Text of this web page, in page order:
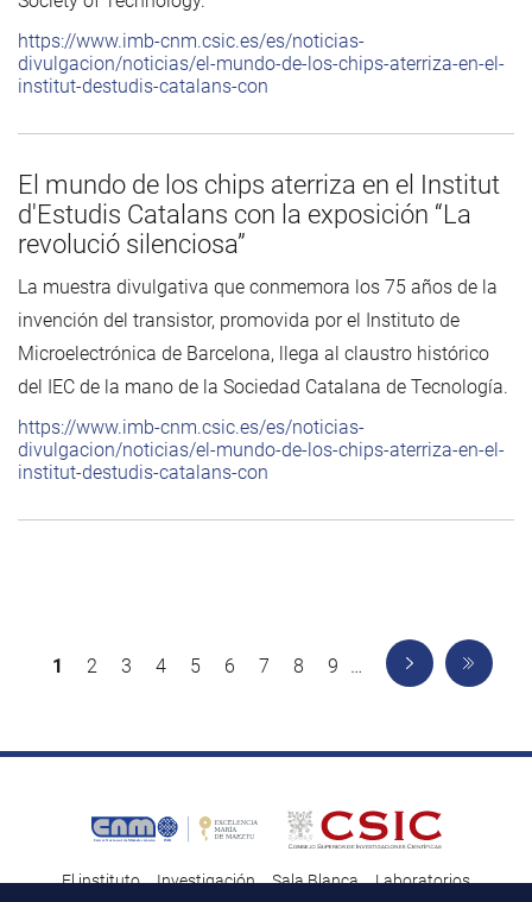
https://www.imb-cnm.csic.es/es/noticias-
divulgacion/noticias/el-mundo-de-los-chips-aterriza-en-el-
institut-destudis-catalans-con
El mundo de los chips aterriza en el Institut
d'Estudis Catalans con la exposición “La
revolució silenciosa”
La muestra divulgativa que conmemora los 75 años de la
invención del transistor, promovida por el Instituto de
Microelectrónica de Barcelona, llega al claustro histórico
del IEC de la mano de la Sociedad Catalana de Tecnología.
https://www.imb-cnm.csic.es/es/noticias-
divulgacion/noticias/el-mundo-de-los-chips-aterriza-en-el-
institut-destudis-catalans-con
Paginación
Página
1 Página
2 Página
3 Página
4 Página
5 Página
6 Página
7 Página
8 Página
9 …
El instituto Investigación Sala Blanca
Laboratorios